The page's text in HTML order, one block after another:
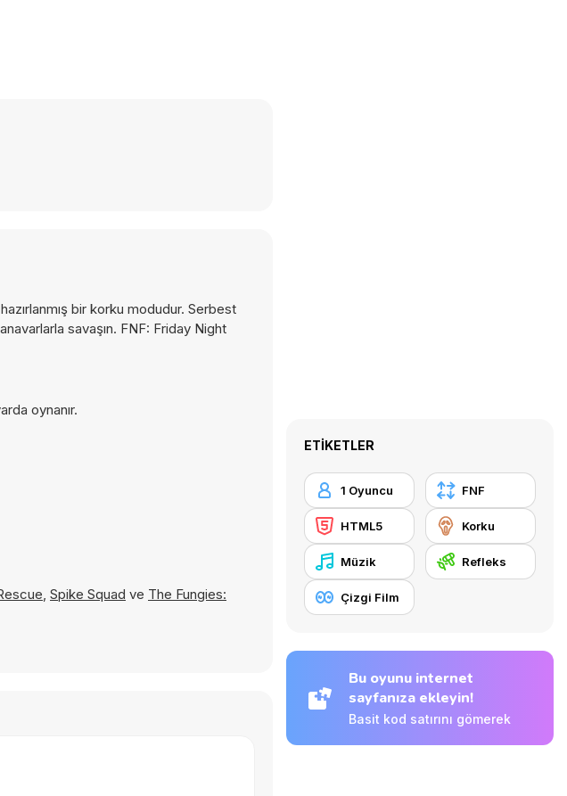
bir korku modudur. Serbest
savaşın. FNF: Friday Night
oynanır.
, Spike Squad ve The Fungies:
ETIKETLER
1 Oyuncu FNF
HTML5 Korku
Müzik Refleks
Çizgi Film
Bu oyunu internet
sayfanıza ekleyin!
Basit kod satırını gömerek